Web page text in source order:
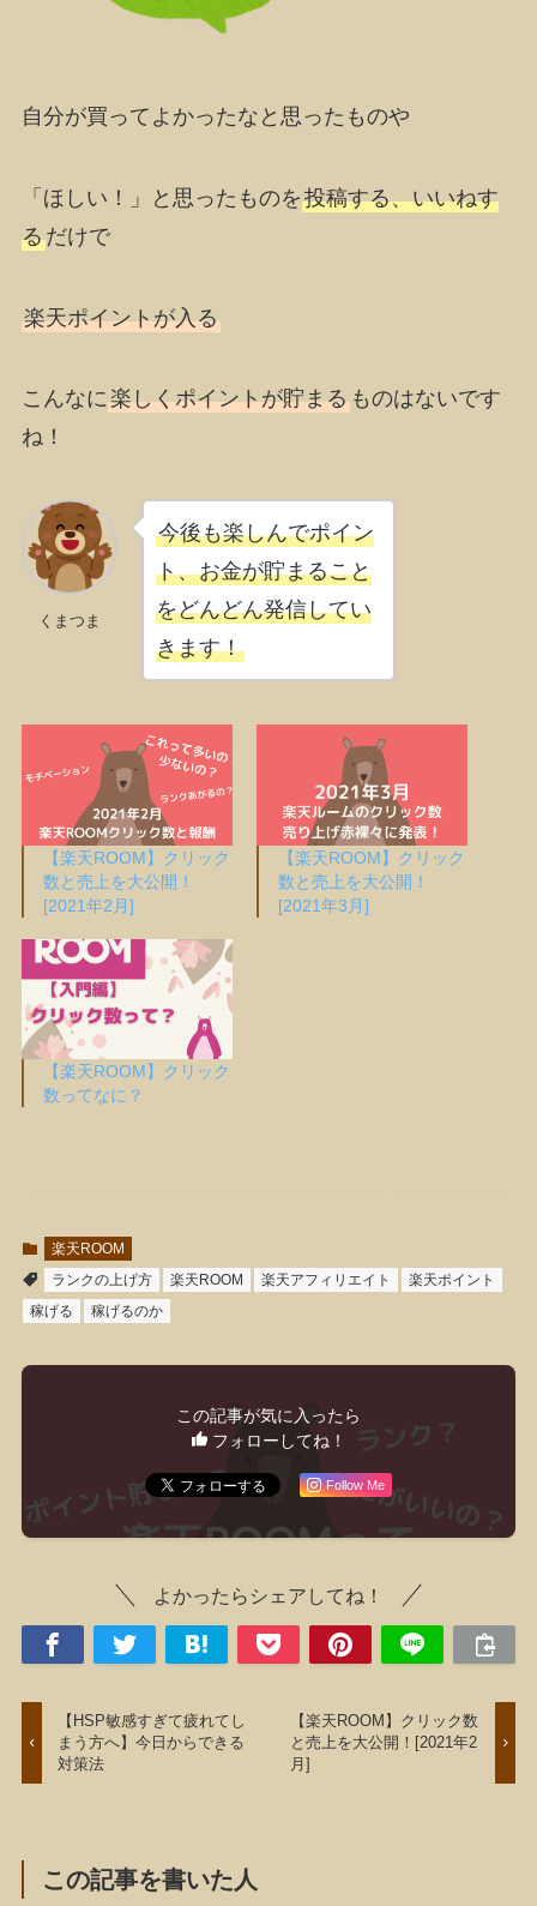
自分が買ってよかったなと思ったものや
「ほしい！」と思ったものを投稿する、いいねす
るだけで
楽天ポイントが入る
こんなに楽しくポイントが貯まるものはないです
ね！
くまつま
今後も楽しんでポイン
ト、お金が貯まること
をどんどん発信してい
きます！
【楽天ROOM】クリック
数と売上を大公開！
[2021年2月]
【楽天ROOM】クリック
数と売上を大公開！
[2021年3月]
【楽天ROOM】クリック
数ってなに？
楽天ROOM
ランクの上げ方
楽天ROOM 楽天アフィリエイト
楽天ポイント
稼げる
稼げるのか
この記事が気に入ったら
フォローしてね！
Follow Me
よかったらシェアしてね！
【HSP敏感すぎて疲れてし
まう方へ】今日からできる
対策法
【楽天ROOM】クリック数
と売上を大公開！[2021年2
月]
この記事を書いた人